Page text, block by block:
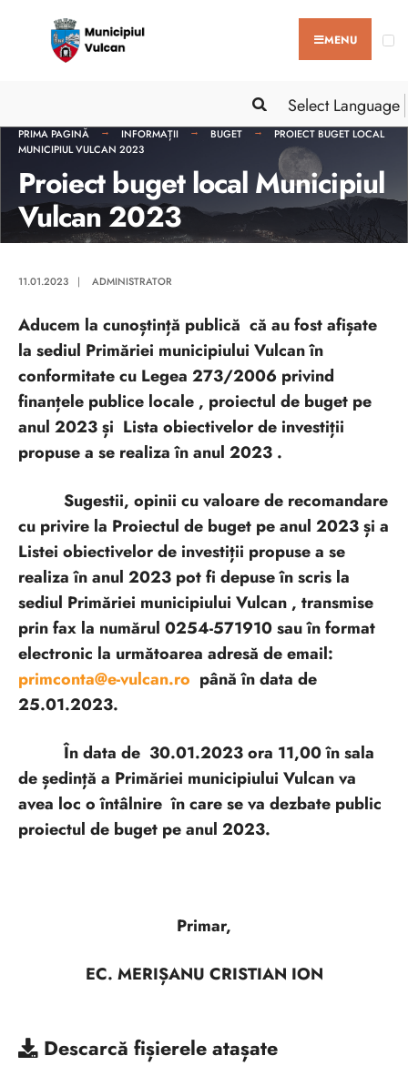
MENU
Select Language
PRIMA PAGINĂ INFORMAȚII BUGET
PROIECT BUGET LOCAL
MUNICIPIUL VULCAN 2023
Proiect buget local Municipiul
Vulcan 2023
11.01.2023 | ADMINISTRATOR
Aducem la cunoștință publică că au fost afișate
la sediul Primăriei municipiului Vulcan în
conformitate cu Legea 273/2006 privind
finanțele publice locale , proiectul de buget pe
anul 2023 și Lista obiectivelor de investiții
propuse a se realiza în anul 2023 .
Sugestii, opinii cu valoare de recomandare
cu privire la Proiectul de buget pe anul 2023 și a
Listei obiectivelor de investiții propuse a se
realiza în anul 2023 pot fi depuse în scris la
sediul Primăriei municipiului Vulcan , transmise
prin fax la numărul 0254-571910 sau în format
electronic la următoarea adresă de email:
primconta@e-vulcan.ro până în data de
25.01.2023.
În data de 30.01.2023 ora 11,00 în sala
de ședință a Primăriei municipiului Vulcan va
avea loc o întâlnire în care se va dezbate public
proiectul de buget pe anul 2023.
Primar,
EC. MERIȘANU CRISTIAN ION
Descarcă fișierele atașate